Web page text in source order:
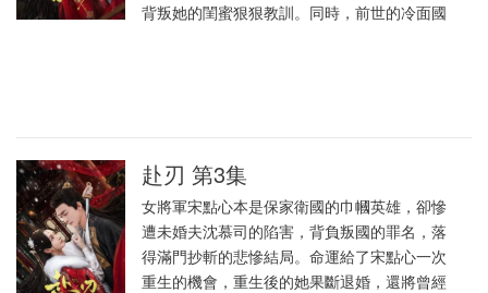
背叛她的閨蜜狠狠教訓。同時，前世的冷面國
赴刃 第3集
女將軍宋點心本是保家衛國的巾幗英雄，卻慘
遭未婚夫沈慕司的陷害，背負叛國的罪名，落
得滿門抄斬的悲慘結局。命運給了宋點心一次
重生的機會，重生後的她果斷退婚，還將曾經